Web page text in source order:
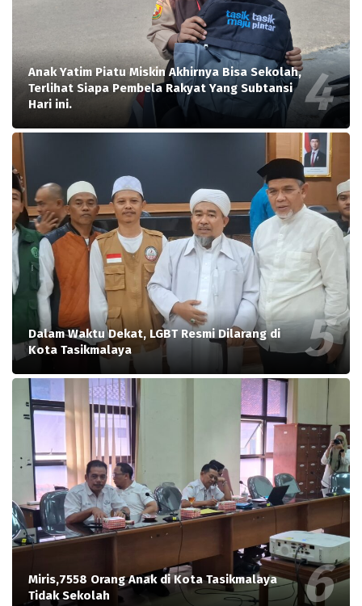
Anak Yatim Piatu Miskin Akhirnya Bisa Sekolah,
Terlihat Siapa Pembela Rakyat Yang Subtansi
Hari ini.
Dalam Waktu Dekat, LGBT Resmi Dilarang di
Kota Tasikmalaya
Miris,7558 Orang Anak di Kota Tasikmalaya
Tidak Sekolah